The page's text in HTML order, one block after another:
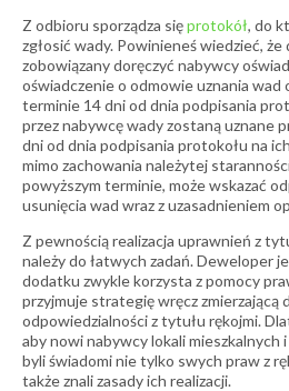
Z odbioru sporządza sięprotokół, do
zgłosić wady. Powinieneś wiedzieć,
zobowiązany doręczyć nabywcy
oświadczenie o odmowie uznania wad
terminie 14 dni od dnia podpisania
przez nabywcę wady zostaną uznane
dni od dnia podpisania protokołu na
mimo zachowania należytej
powyższym terminie, może wskazać
usunięcia wad wraz z uzasadnieniem
Z pewnością realizacja uprawnień z
należy do łatwych zadań. Deweloper
dodatku zwykle korzysta z pomocy
przyjmuje strategię wręcz zmierzającą
odpowiedzialności z tytułu rękojmi.
aby nowi nabywcy lokali mieszkalnych
byli świadomi nie tylko swych praw z
także znali zasady ich realizacji.